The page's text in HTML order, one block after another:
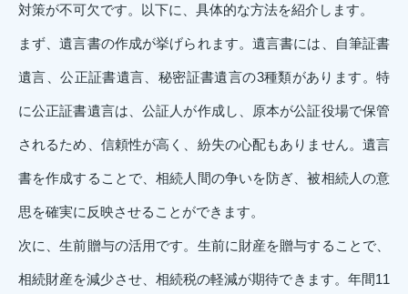
対策が不可欠です。以下に、具体的な方法を紹介します。
まず、遺言書の作成が挙げられます。遺言書には、自筆証書
遺言、公正証書遺言、秘密証書遺言の3種類があります。特
に公正証書遺言は、公証人が作成し、原本が公証役場で保管
されるため、信頼性が高く、紛失の心配もありません。遺言
書を作成することで、相続人間の争いを防ぎ、被相続人の意
思を確実に反映させることができます。
次に、生前贈与の活用です。生前に財産を贈与することで、
相続財産を減少させ、相続税の軽減が期待できます。年間11